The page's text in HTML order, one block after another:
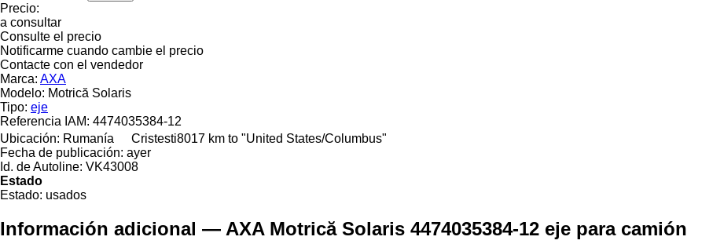
Precio:
a consultar
Consulte el precio
Notificarme cuando cambie el precio
Contacte con el vendedor
Marca: AXA
Modelo: Motrică Solaris
Tipo: eje
Referencia IAM: 4474035384-12
Ubicación: Rumanía Cristesti8017 km to "United States/Columbus"
Fecha de publicación: ayer
Id. de Autoline: VK43008
Estado
Estado: usados
Información adicional — AXA Motrică Solaris 4474035384-12 eje para camión